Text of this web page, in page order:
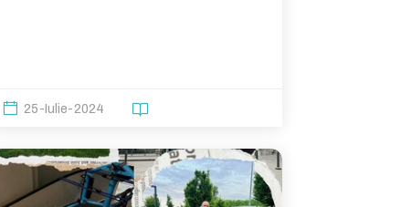
25-Iulie-2024